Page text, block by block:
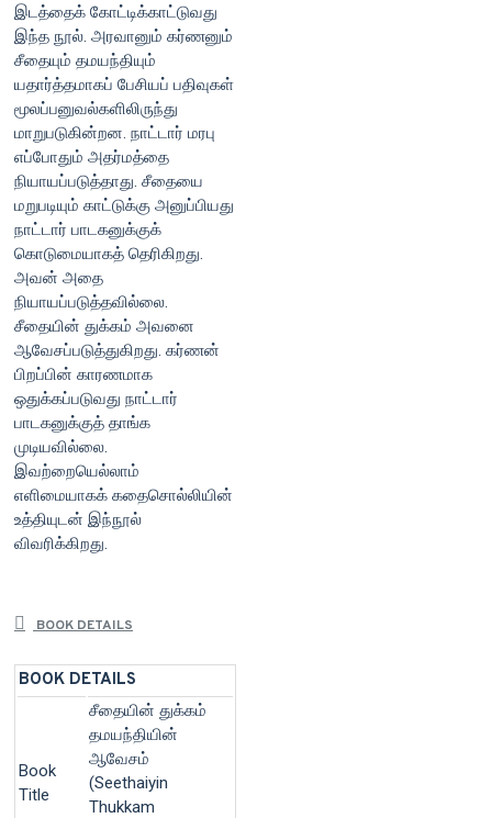
இடத்தைக் கோட்டிக்காட்டுவது
இந்த நூல். அரவானும் கர்ணனும்
சீதையும் தமயந்தியும்
யதார்த்தமாகப் பேசியப் பதிவுகள்
மூலப்பனுவல்களிலிருந்து
மாறுபடுகின்றன. நாட்டார் மரபு
எப்போதும் அதர்மத்தை
நியாயப்படுத்தாது. சீதையை
மறுபடியும் காட்டுக்கு அனுப்பியது
நாட்டார் பாடகனுக்குக்
கொடுமையாகத் தெரிகிறது.
அவன் அதை
நியாயப்படுத்தவில்லை.
சீதையின் துக்கம் அவனை
ஆவேசப்படுத்துகிறது. கர்ணன்
பிறப்பின் காரணமாக
ஒதுக்கப்படுவது நாட்டார்
பாடகனுக்குத் தாங்க
முடியவில்லை.
இவற்றையெல்லாம்
எளிமையாகக் கதைசொல்லியின்
உத்தியுடன் இந்நூல்
விவரிக்கிறது.
BOOK DETAILS
BOOK DETAILS
Book
Title
சீதையின் துக்கம்
தமயந்தியின்
ஆவேசம்
(Seethaiyin
Thukkam